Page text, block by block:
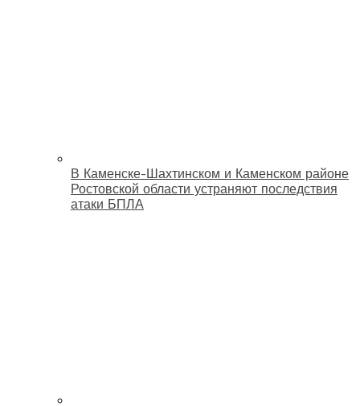
В Каменске-Шахтинском и Каменском районе
Ростовской области устраняют последствия
атаки БПЛА